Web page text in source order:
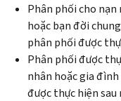
Phân phối cho
hoặc bạn đời
phân phối được
Phân phối được
nhân hoặc gia
được thực hiện sau